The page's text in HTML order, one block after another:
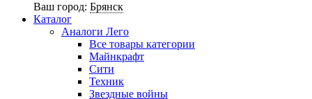
Ваш город: Брянск
Каталог
Аналоги Лего
Все товары категории
Майнкрафт
Сити
Техник
Звездные войны